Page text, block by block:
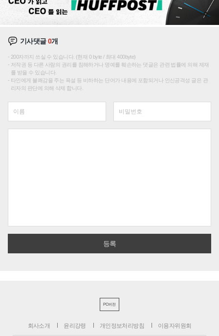
기사댓글0개
200자까지 쓰실 수 있습니다. (현재 0 byte / 최대 400byte)
저작권 등 다른 사람의 권리를 침해하거나 명예를 훼손하는 댓글은 관련 법률에 의해 제재
를 받을 수 있습니다.
타인에게 불쾌감을 주는 욕설 등 비하하는 단어가 내용에 포함되거나 인신공격성 글은 관
리자의 판단에 의해 삭제 합니다.
PC버전
회사소개 윤리강령 개인정보처리방침 이용자위원회